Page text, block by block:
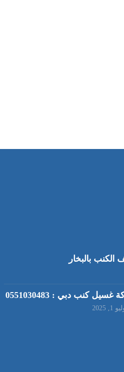
بالبخار
كنب دبي : 0551030483
1, 2025